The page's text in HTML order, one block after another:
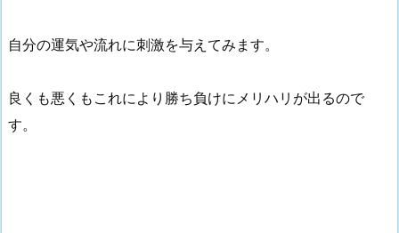
自分の運気や流れに刺激を与えてみます。
良くも悪くもこれにより勝ち負けにメリハリが出るので
す。